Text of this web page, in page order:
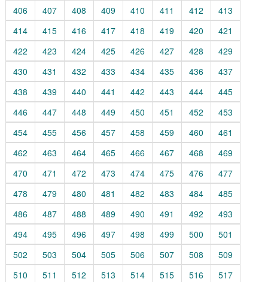
406 407 408 409 410 411 412
413
414
415 416 417 418 419 420
421
422
423 424 425 426 427 428
429
430
431 432 433 434 435 436
437
438
439 440 441 442 443 444
445
446
447 448 449 450 451 452
453
454
455 456 457 458 459 460
461
462
463 464 465 466 467 468
469
470
471 472 473 474 475 476
477
478
479 480 481 482 483 484
485
486
487 488 489 490 491 492
493
494
495 496 497 498 499 500
501
502
503 504 505 506 507 508
509
510
511 512 513 514 515 516
517